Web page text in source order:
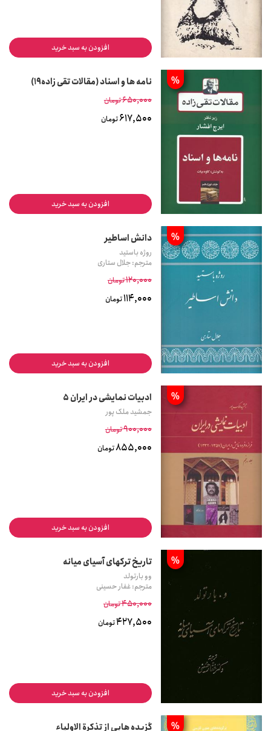
افزودن به سبد خرید
%
نامه ها و اسناد (مقالات تقی زاده19)
650,000تومان
617,500تومان
افزودن به سبد خرید
% دانش اساطیر
روژه باستید
مترجم: جلال ستاری
120,000تومان
114,000تومان
افزودن به سبد خرید
% ادبیات نمایشی در ایران 5
جمشید ملک پور
900,000تومان
855,000تومان
افزودن به سبد خرید
% تاریخ ترکهای آسیای میانه
وو بارتولد
مترجم: غفار حسینی
450,000تومان
427,500تومان
افزودن به سبد خرید
% گزیده هایی از تذکرة الاولیاء